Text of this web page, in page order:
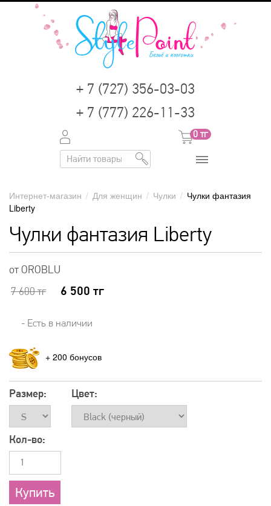
+ 7 (727) 356-03-03
+ 7 (777) 226-11-33
0 тг
Интернет-магазин / Для женщин / Чулки / Чулки фантазия
Liberty
Чулки фантазия Liberty
от OROBLU
7 600тг 6 500 тг
- Есть в наличии
+ 200
Размер: Цвет:
Кол-во: